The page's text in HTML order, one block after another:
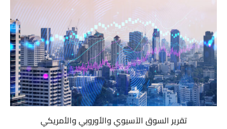
تقرير السوق الآسيوي والأوروبي والأمريكي